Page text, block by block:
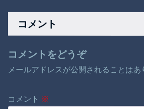
いので上司と俺の弁
当を入れ替えた結果
コメント
コメントをどうぞ
メールアドレスが公開されることはあ
コメント ※